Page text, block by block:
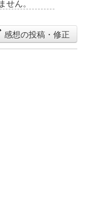
ん。
感想の投稿・修正